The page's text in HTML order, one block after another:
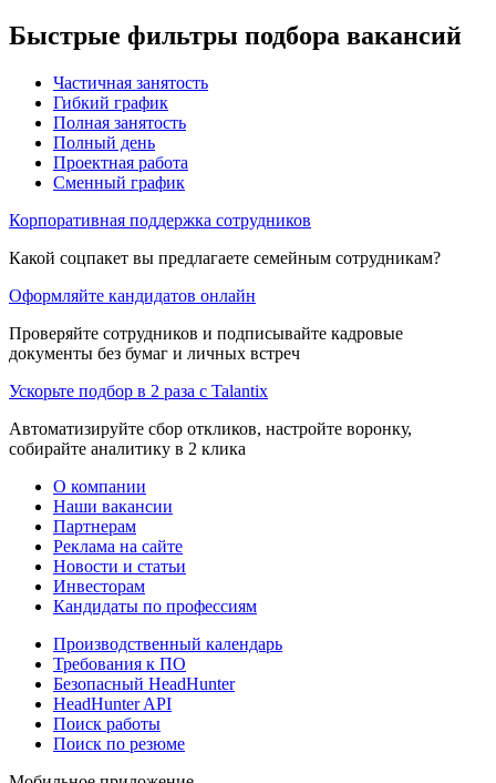
Быстрые фильтры подбора вакансий
Частичная занятость
Гибкий график
Полная занятость
Полный день
Проектная работа
Сменный график
Корпоративная поддержка сотрудников
Какой соцпакет вы предлагаете семейным сотрудникам?
Оформляйте кандидатов онлайн
Проверяйте сотрудников и подписывайте кадровые
документы без бумаг и личных встреч
Ускорьте подбор в 2 раза с Talantix
Автоматизируйте сбор откликов, настройте воронку,
собирайте аналитику в 2 клика
О компании
Наши вакансии
Партнерам
Реклама на сайте
Новости и статьи
Инвесторам
Кандидаты по профессиям
Производственный календарь
Требования к ПО
Безопасный HeadHunter
HeadHunter API
Поиск работы
Поиск по резюме